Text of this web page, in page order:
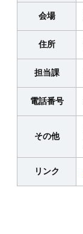
会場
住所
担当課
電話番号
その他
リンク